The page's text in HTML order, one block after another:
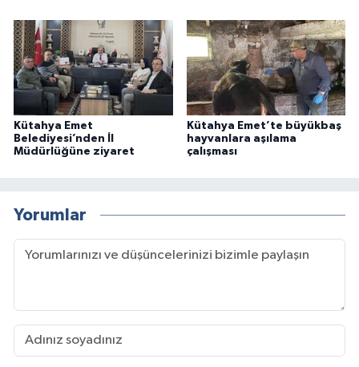
Kütahya Emet
Belediyesi’nden İl
Müdürlüğüne ziyaret
Kütahya Emet’te büyükbaş
hayvanlara aşılama
çalışması
Yorumlar